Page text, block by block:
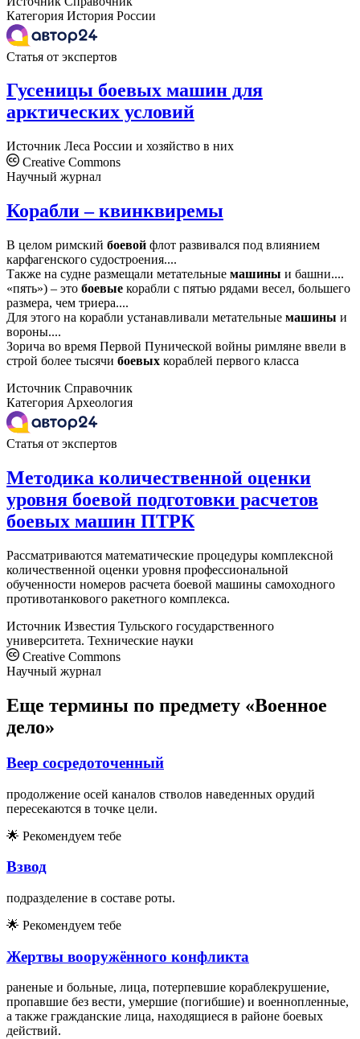
Категория История России
Статья от экспертов
Гусеницы боевых машин для
арктических условий
Источник Леса России и хозяйство в них
Creative Commons
Научный журнал
Корабли – квинквиремы
В целом римский боевой флот развивался под влиянием
карфагенского судостроения....
Также на судне размещали метательные машины и башни....
«пять») – это боевые корабли с пятью рядами весел, большего
размера, чем триера....
Для этого на корабли устанавливали метательные машины и
вороны....
Зорича во время Первой Пунической войны римляне ввели в
строй более тысячи боевых кораблей первого класса
Источник Справочник
Категория Археология
Статья от экспертов
Методика количественной оценки
уровня боевой подготовки расчетов
боевых машин ПТРК
Рассматриваются математические процедуры комплексной
количественной оценки уровня профессиональной
обученности номеров расчета боевой машины самоходного
противотанкового ракетного комплекса.
Источник Известия Тульского государственного
университета. Технические науки
Creative Commons
Научный журнал
Еще термины по предмету «Военное
дело»
Веер сосредоточенный
продолжение осей каналов стволов наведенных орудий
пересекаются в точке цели.
🌟 Рекомендуем тебе
Взвод
подразделение в составе роты.
🌟 Рекомендуем тебе
Жертвы вооружённого конфликта
раненые и больные, лица, потерпевшие кораблекрушение,
пропавшие без вести, умершие (погибшие) и военнопленные,
а также гражданские лица, находящиеся в районе боевых
действий.